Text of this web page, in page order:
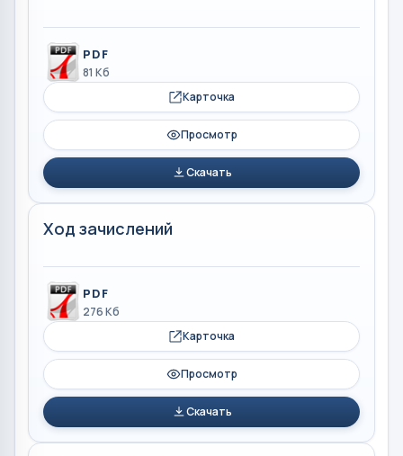
PDF
81 Кб
Карточка
Просмотр
Скачать
Ход зачислений
PDF
276 Кб
Карточка
Просмотр
Скачать